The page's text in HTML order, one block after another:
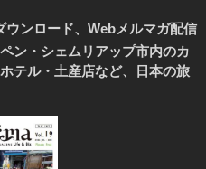
ウンロード、Webメルマガ配信
ン・シェムリアップ市内のカ
テル・土産店など、日本の旅